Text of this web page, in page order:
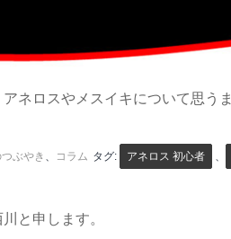
ネロスやメスイキについて思
ぶやき 、 コラム タグ: アネロス 初心者 、
と申します。